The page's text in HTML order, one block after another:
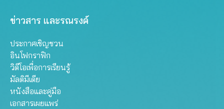
ข่าวสาร และรณรงค์
ประกาศเชิญชวน
อินโฟกราฟิก
วิดีโอเพื่อการเรียนรู้
มัลติมีเดีย
หนังสือและคู่มือ
เอกสารเผยแพร่